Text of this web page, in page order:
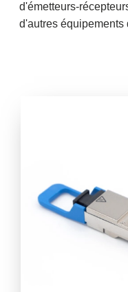
d'émetteurs-
d'autres équipements